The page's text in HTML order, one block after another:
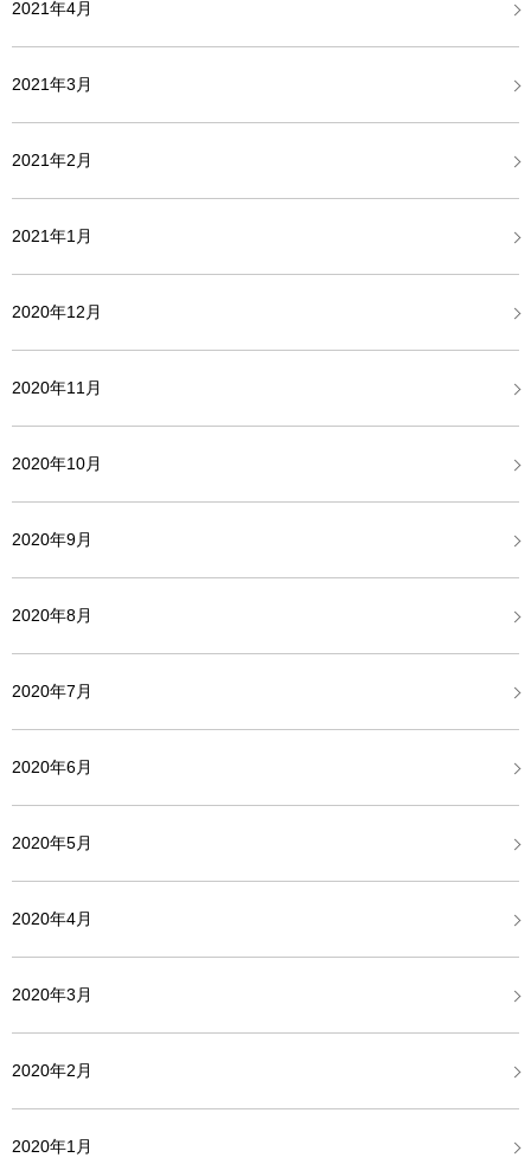
2021年4月
2021年3月
2021年2月
2021年1月
2020年12月
2020年11月
2020年10月
2020年9月
2020年8月
2020年7月
2020年6月
2020年5月
2020年4月
2020年3月
2020年2月
2020年1月